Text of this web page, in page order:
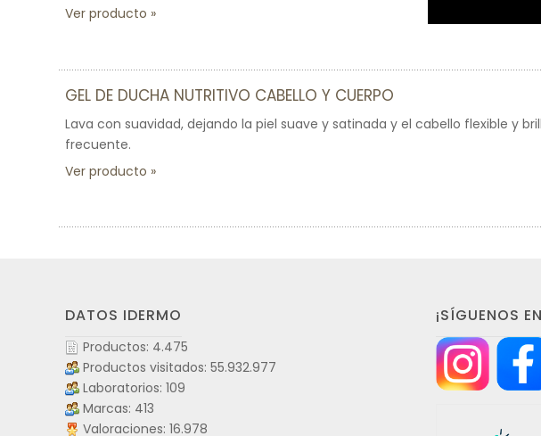
Ver producto
GEL DE DUCHA NUTRITIVO CABELLO Y CUERPO
Lava con suavidad, dejando la piel suave y satinada y el cabello flexible y
frecuente.
Ver producto
DATOS IDERMO
Productos: 4.475
Productos visitados: 55.932.977
Laboratorios: 109
Marcas: 413
Valoraciones: 16.978
¡SÍGUENOS